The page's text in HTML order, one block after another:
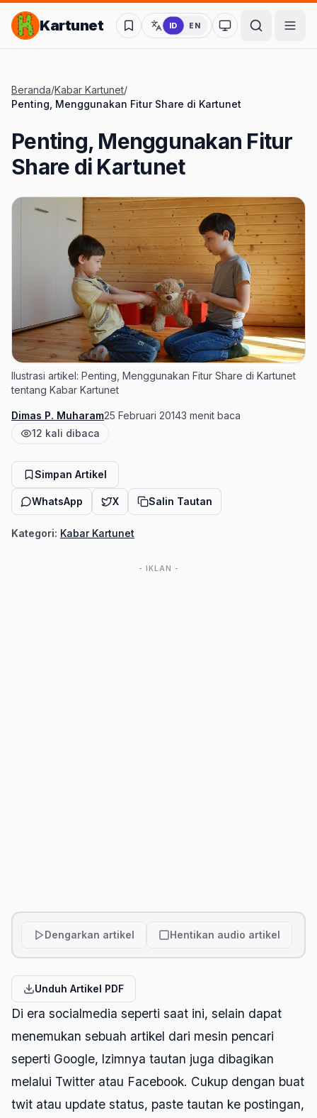
Lompat ke Konten Utama
Kartunet ID EN
Ubah ke mode
Beranda/Kabar Kartunet/
Penting, Menggunakan Fitur Share di Kartunet
Penting, Menggunakan Fitur
Share di Kartunet
Ilustrasi artikel: Penting, Menggunakan Fitur Share di Kartunet
tentang Kabar Kartunet
Penulis
Dimas P. MuharamTanggal terbit
25 Februari 2014Estimasi waktu baca
3 menit baca
Jumlah pembaca
12 kali dibaca
Simpan Artikel
WhatsApp X Salin Tautan
Kategori: Kabar Kartunet
- IKLAN -
Dengarkan artikel Hentikan audio artikel
Unduh Artikel PDF
Di era socialmedia seperti saat ini, selain dapat
menemukan sebuah artikel dari mesin pencari
seperti Google, lzimnya tautan juga dibagikan
melalui Twitter atau Facebook. Cukup dengan buat
twit atau update status, paste tautan ke postingan,